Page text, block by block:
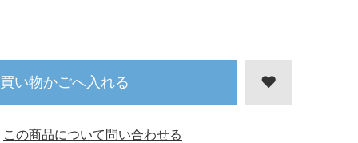
買い物かごへ入れる
この商品について問い合わせる